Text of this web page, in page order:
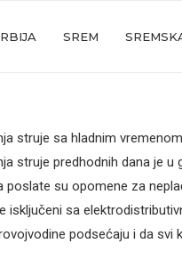
SREM
struje sa hladnim
struje predhodnih dana je u
poslate su opomene za
isključeni sa
podsećaju i da